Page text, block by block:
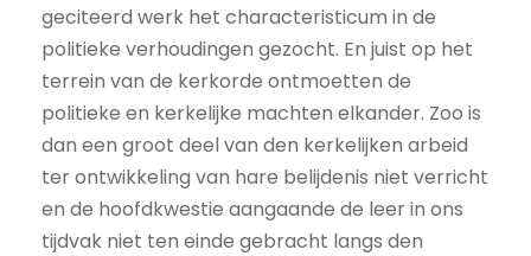
geciteerd werk het characteristicum in de
politieke verhoudingen gezocht. En juist op het
terrein van de kerkorde ontmoetten de
politieke en kerkelijke machten elkander. Zoo is
dan een groot deel van den kerkelijken arbeid
ter ontwikkeling van hare belijdenis niet verricht
en de hoofdkwestie aangaande de leer in ons
tijdvak niet ten einde gebracht langs den